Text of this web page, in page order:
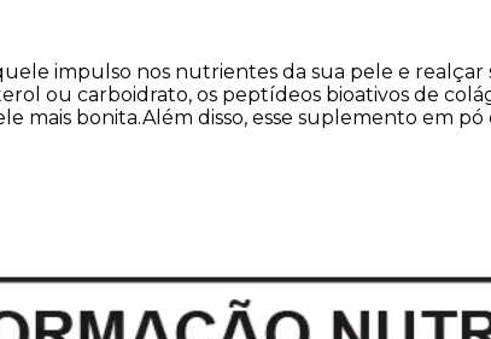
impulso nos nutrientes da sua pele e
ou carboidrato, os peptídeos bioativos de
bonita.Além disso, esse suplemento em pó